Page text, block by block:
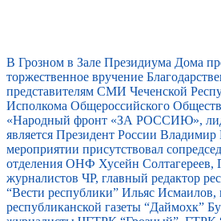
В Грозном в Зале Президиума Дома
торжественное вручение
представителям СМИ Чеченской
Исполкома Общероссийского
«Народный фронт «ЗА РОССИЮ»,
является Президент России
мероприятии присутствовал
отделения ОНФ Хусейн Солтагереев,
журналистов ЧР, главный редактор
“Вести республики” Ильяс Исмаилов,
республиканской газеты “Даймохк”